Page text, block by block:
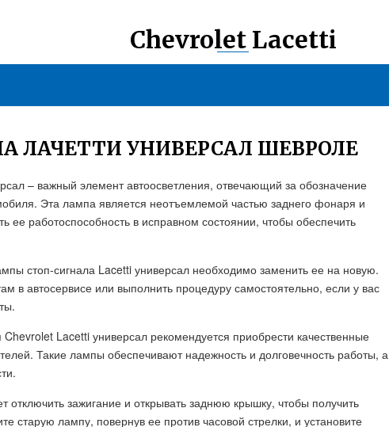
Chevrolet Lacetti
ЛАЧЕТТИ УНИВЕРСАЛ ШЕВРОЛЕ
– важный элемент автоосветления, отвечающий за обозначение
Эта лампа является неотъемлемой частью заднего фонаря и
работоспособность в исправном состоянии, чтобы обеспечить
стоп-сигнала Lacetti универсал необходимо заменить ее на новую.
в автосервисе или выполнить процедуру самостоятельно, если у вас
Lacetti универсал рекомендуется приобрести качественные
Такие лампы обеспечивают надежность и долговечность работы, а
отключить зажигание и открывать заднюю крышку, чтобы получить
старую лампу, повернув ее против часовой стрелки, и установите